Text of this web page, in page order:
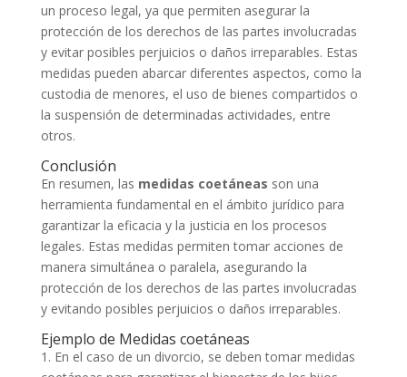
un proceso legal, ya que permiten asegurar la
protección de los derechos de las partes involucradas
y evitar posibles perjuicios o daños irreparables. Estas
medidas pueden abarcar diferentes aspectos, como la
custodia de menores, el uso de bienes compartidos o
la suspensión de determinadas actividades, entre
otros.
Conclusión
En resumen, las medidas coetáneas son una
herramienta fundamental en el ámbito jurídico para
garantizar la eficacia y la justicia en los procesos
legales. Estas medidas permiten tomar acciones de
manera simultánea o paralela, asegurando la
protección de los derechos de las partes involucradas
y evitando posibles perjuicios o daños irreparables.
Ejemplo de Medidas coetáneas
1. En el caso de un divorcio, se deben tomar medidas